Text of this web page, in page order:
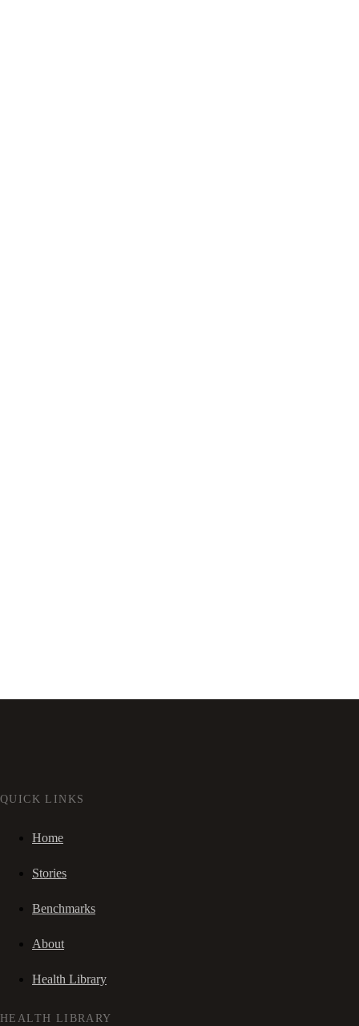
QUICK LINKS
Home
Stories
Benchmarks
About
Health Library
HEALTH LIBRARY